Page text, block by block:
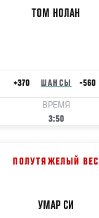
ТОМ НОЛАН
+370 ШАНСЫ -560
ВРЕМЯ
3:50
ПОЛУТЯЖЕЛЫЙ ВЕС
УМАР СИ